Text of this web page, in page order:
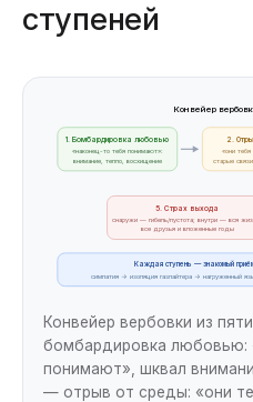
ступеней
Конвейер
1. Бомбардировка любовью
«наконец-то тебя понимают»:
внимание, тепло, восхищение
2.
«они тебя
старые
5. Страх выхода
снаружи — гибель/пустота; внутри — вся
все друзья и вложенные годы
Каждая ступень — знакомый
симпатия → изоляция газлайтера → нагруженный
Конвейер вербовки из
бомбардировка любовью:
понимают», шквал
— отрыв от среды: «они